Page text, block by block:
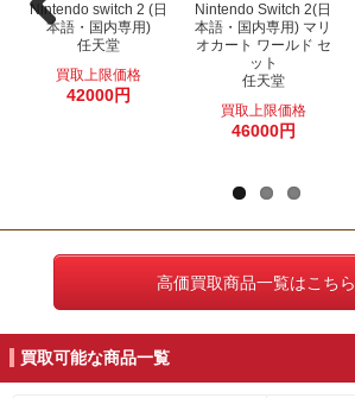
Nintendo switch 2 (日
本語・国内専用)
任天堂
買取上限価格
42000円
Nintendo Switch 2(日
本語・国内専用) マリ
オカート ワールド セ
ット
任天堂
買取上限価格
46000円
Nintendo Switch(有機
ELモデル) Joy-
Con(L) ネオンブル
任天堂
Nintendo Switch(有機
ELモデル) Joy-
Con(L)/(R) ホワイト
任天堂
33000円
PlayStation5 (CFI-
2000B)
ソニー
48000円
PlayStation5 Pro(CFI-
7000B)
ソニー
高価買取商品一覧はこちら
買取可能な商品一覧